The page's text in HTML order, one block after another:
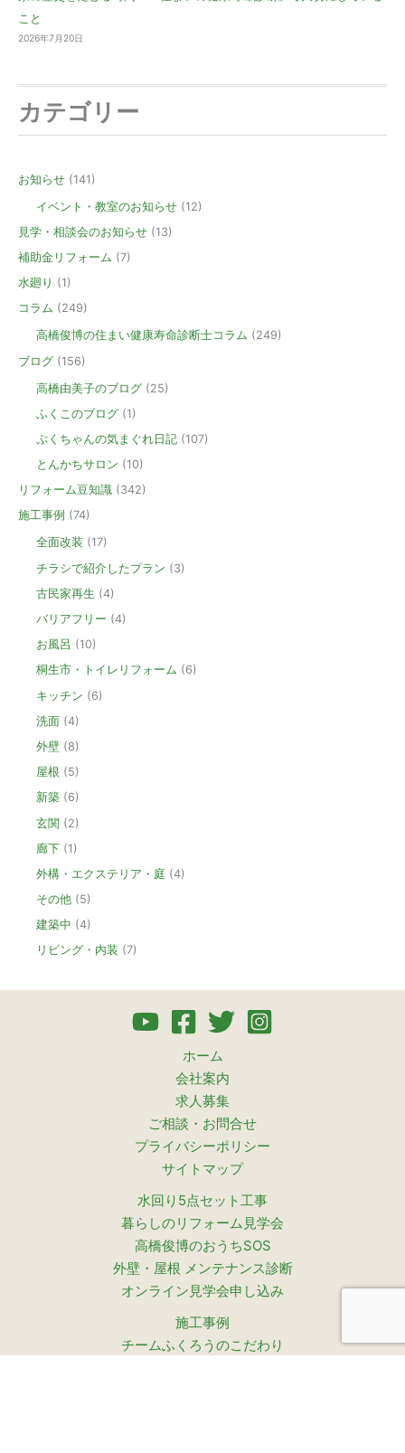
こと
2026年7月20日
カテゴリー
お知らせ (141)
イベント・教室のお知らせ (12)
見学・相談会のお知らせ (13)
補助金リフォーム (7)
水廻り (1)
コラム (249)
高橋俊博の住まい健康寿命診断士コラム (249)
ブログ (156)
高橋由美子のブログ (25)
ふくこのブログ (1)
ぷくちゃんの気まぐれ日記 (107)
とんかちサロン (10)
リフォーム豆知識 (342)
施工事例 (74)
全面改装 (17)
チラシで紹介したプラン (3)
古民家再生 (4)
バリアフリー (4)
お風呂 (10)
桐生市・トイレリフォーム (6)
キッチン (6)
洗面 (4)
外壁 (8)
屋根 (5)
新築 (6)
玄関 (2)
廊下 (1)
外構・エクステリア・庭 (4)
その他 (5)
建築中 (4)
リビング・内装 (7)
ホーム
会社案内
求人募集
ご相談・お問合せ
プライバシーポリシー
サイトマップ
水回り5点セット工事
暮らしのリフォーム見学会
高橋俊博のおうちSOS
外壁・屋根 メンテナンス診断
オンライン見学会申し込み
施工事例
チームふくろうのこだわり